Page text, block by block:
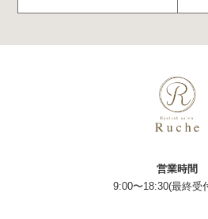
営業時間
9:00〜18:30(最終受